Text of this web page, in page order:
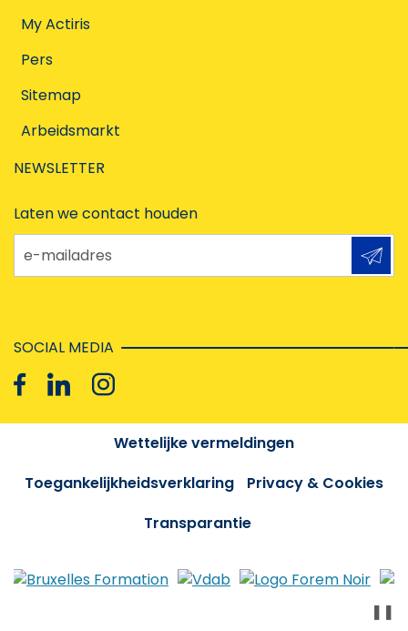
My Actiris
Pers
Sitemap
Arbeidsmarkt
NEWSLETTER
Laten we contact houden
e-mailadres
SOCIAL MEDIA
Wettelijke vermeldingen
Toegankelijkheidsverklaring
Privacy & Cookies
Transparantie
❚❚